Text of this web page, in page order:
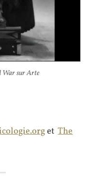
War sur Arte
etThe